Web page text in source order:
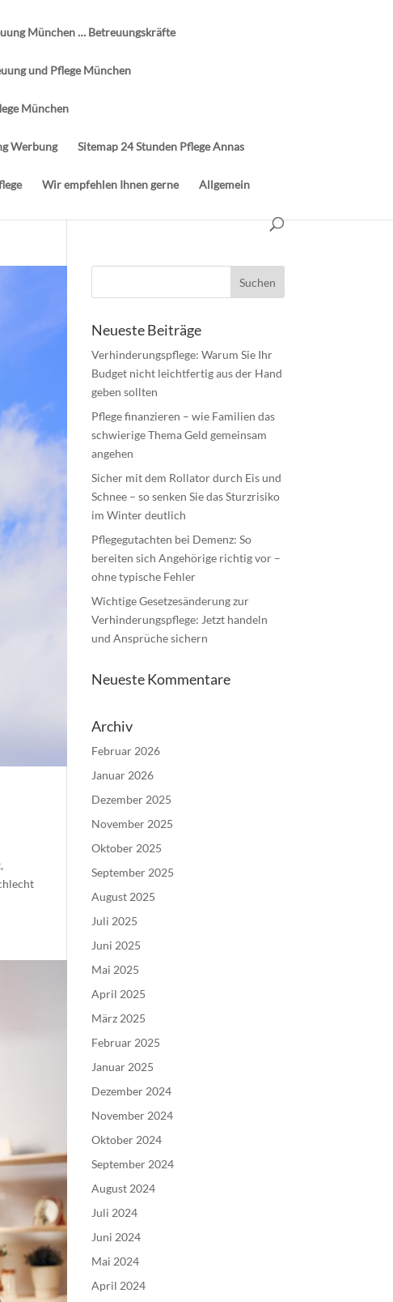
München … Betreuungskräfte
und Pflege München
München
Werbung Sitemap 24 Stunden Pflege Annas
Wir empfehlen Ihnen gerne Allgemein
Neueste Beiträge
Verhinderungspflege: Warum Sie Ihr
Budget nicht leichtfertig aus der Hand
geben sollten
Pflege finanzieren – wie Familien das
schwierige Thema Geld gemeinsam
angehen
Sicher mit dem Rollator durch Eis und
Schnee – so senken Sie das Sturzrisiko
im Winter deutlich
Pflegegutachten bei Demenz: So
bereiten sich Angehörige richtig vor –
ohne typische Fehler
Wichtige Gesetzesänderung zur
Verhinderungspflege: Jetzt handeln
und Ansprüche sichern
Neueste Kommentare
Archiv
Februar 2026
Januar 2026
Dezember 2025
November 2025
Oktober 2025
September 2025
August 2025
Juli 2025
Juni 2025
Mai 2025
April 2025
März 2025
Februar 2025
Januar 2025
Dezember 2024
November 2024
Oktober 2024
September 2024
August 2024
Juli 2024
Juni 2024
Mai 2024
April 2024